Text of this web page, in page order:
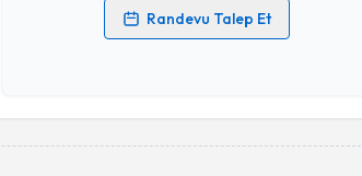
Randevu Talep Et
Kişisel verilerimin işlenmesine ilişkinAydınlatma Metni
Takvim Talebini Gönder